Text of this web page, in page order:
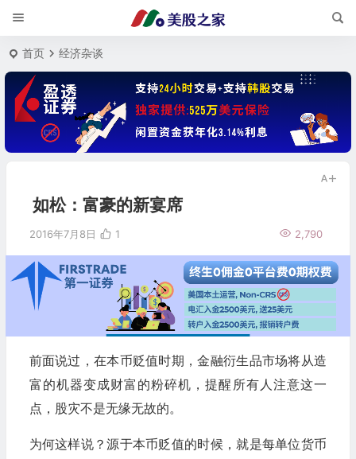
首页 经济杂谈
如松：富豪的新宴席
2016年7月8日 2,790
1
前面说过，在本币贬值时期，金融衍生品市场将从造
富的机器变成财富的粉碎机，提醒所有人注意这一
点，股灾不是无缘无故的。
为何这样说？源于本币贬值的时候，就是每单位货币